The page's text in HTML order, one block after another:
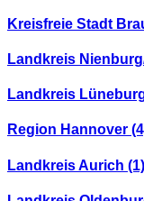
Kreisfreie Stadt
Landkreis
Landkreis
Region Hannover
Landkreis Aurich (1)